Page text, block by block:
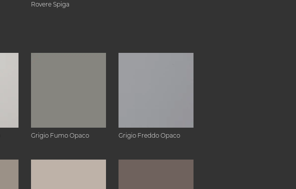
Rovere Spiga
Grigio Fumo Opaco Grigio Freddo Opaco